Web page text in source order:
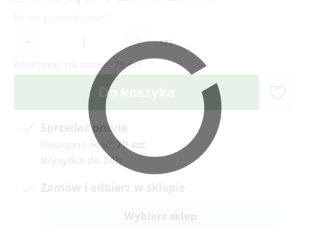
+
szt
Dostępny, na stanie:
79 szt
Do koszyka
Sprzedaż online
Dostępna ilość:
79 szt
Wysyłka do 24h
Wybierz sklep